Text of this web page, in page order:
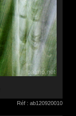
Réf : ab120920010